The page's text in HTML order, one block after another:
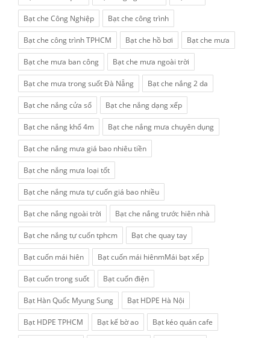
Bạt che Công Nghiệp Bạt che công trình
Bạt che công trình TPHCM Bạt che hồ bơi Bạt che mưa
Bạt che mưa ban công Bạt che mưa ngoài trời
Bạt che mưa trong suốt Đà Nẵng Bạt che nắng 2 da
Bạt che nắng cửa sổ Bạt che nắng dạng xếp
Bạt che nắng khổ 4m Bạt che nắng mưa chuyên dụng
Bạt che nắng mưa giá bao nhiêu tiền
Bạt che nắng mưa loại tốt
Bạt che nắng mưa tự cuốn giá bao nhiều
Bạt che nắng ngoài trời Bạt che nắng trước hiên nhà
Bạt che nắng tự cuốn tphcm Bạt che quay tay
Bạt cuốn mái hiên Bạt cuốn mái hiênmMái bạt xếp
Bạt cuốn trong suốt Bạt cuốn điện
Bạt Hàn Quốc Myung Sung Bạt HDPE Hà Nội
Bạt HDPE TPHCM Bạt kế bờ ao Bạt kéo quán cafe